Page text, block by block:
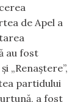
de Apel a
au fost
„Renaștere”,
partidului
a fost